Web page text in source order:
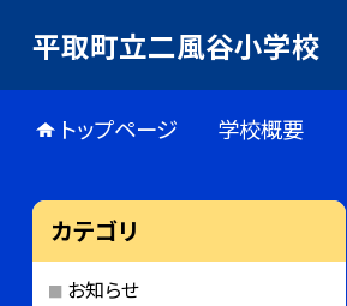
平取町立二風谷小学校
トップページ 学校概要
カテゴリ
お知らせ